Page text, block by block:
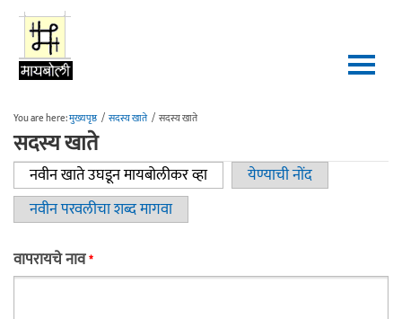
Skip to main content
You are here:मुख्यपृष्ठ / सदस्य खाते / सदस्य खाते
सदस्य खाते
Primary tabs
नवीन खाते उघडून मायबोलीकर व्हा(active tab)येण्याची नोंद
नवीन परवलीचा शब्द मागवा
वापरायचे नाव*